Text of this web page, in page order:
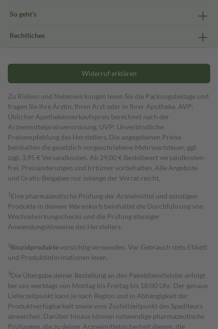
So geht's
Rechtliches
Widerruf erklären
Zu Risiken und Nebenwirkungen lesen Sie die Packungsbeilage und
fragen Sie Ihre Ärztin, Ihren Arzt oder in Ihrer Apotheke. AVP:
Üblicher Apothekenverkaufspreis berechnet nach der
Arzneimittelpreisverordnung. UVP: Unverbindliche
Preisempfehlung des Herstellers. Die angegebenen Preise
beinhalten die gesetzlich vorgeschriebene Mehrwertsteuer, ggf.
zzgl. 3,95 € Versandkosten. Ab 29,00 € Bestell­wert versand­kosten­
frei. Preisänderungen und Irrtümer vorbehalten. Alle Angebote
und Gratis-Beigaben nur solange der Vorrat reicht.
1 Eine pharmazeutische Prüfung der Arzneimittel und sonstigen
Produkte in deinem Warenkorb beinhaltet die Durchführung von
Wechselwirkungschecks und die Prüfung etwaiger
Anwendungshinweise des Herstellers.
2Biozidproduktevorsichtig verwenden. Vor Gebrauch stets Etikett
und Produktinformationen lesen.
3Die Übergabe deiner Bestellung an den Paketdienstleister erfolgt
bei uns werktags von Montag bis Freitag bis 18:00 Uhr. Der genaue
Lieferzeitpunkt kann je nach Region und in Abhängigkeit der
Produktverfügbarkeit sowie vom Zustellzeitpunkt des Spediteurs
abweichen. Darüber hinaus können notwendige pharmazeutische
Prüfungen, die zu deiner Arzneimittelsicherheit dienen, die